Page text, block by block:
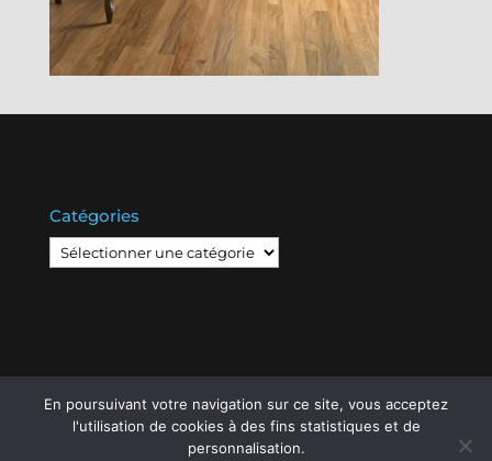
Catégories
Catégories
© Copyright8082020 -Les Entreprises Locales
En poursuivant votre navigation sur ce site, vous acceptez
l'utilisation de cookies à des fins statistiques et de
personnalisation.